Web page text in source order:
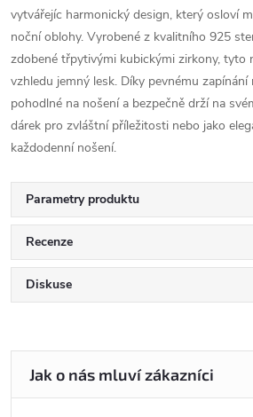
vytvářejíc harmonický design, který osloví
noční oblohy. Vyrobené z kvalitního 925
zdobené třpytivými kubickými zirkony, tyto
vzhledu jemný lesk. Díky pevnému
pohodlné na nošení a bezpečně drží na
dárek pro zvláštní příležitosti nebo jako
každodenní nošení.
Parametry produktu
Recenze
Diskuse